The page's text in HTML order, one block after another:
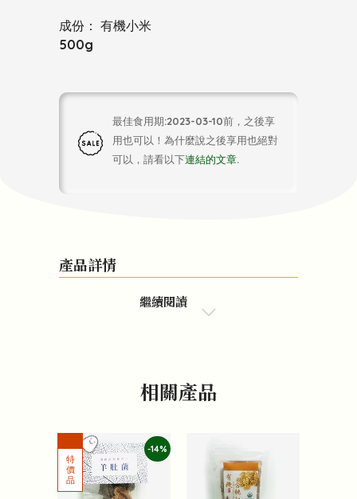
成份： 有機小米
500g
最佳食用期:2023-03-10前，之後享
用也可以！為什麼說之後享用也絕對
可以，請看以下連結的文章.
產品詳情
繼續閱讀
相關產品
-14%